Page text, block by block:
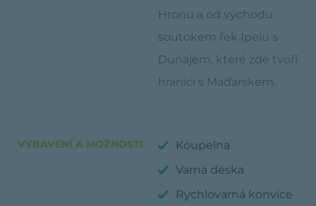
Hronu a od východu
soutokem řek Ipelu s
Dunajem, které zde tvoří
hranici s Maďarskem.
VYBAVENÍ A MOŽNOSTI
Koupelna
Varná deska
Rychlovarná konvice